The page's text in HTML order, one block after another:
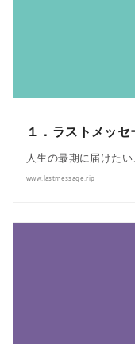
１．ラストメッセ
人生の最期に届けた
www.lastmessage.rip